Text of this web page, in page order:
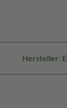
Hersteller: